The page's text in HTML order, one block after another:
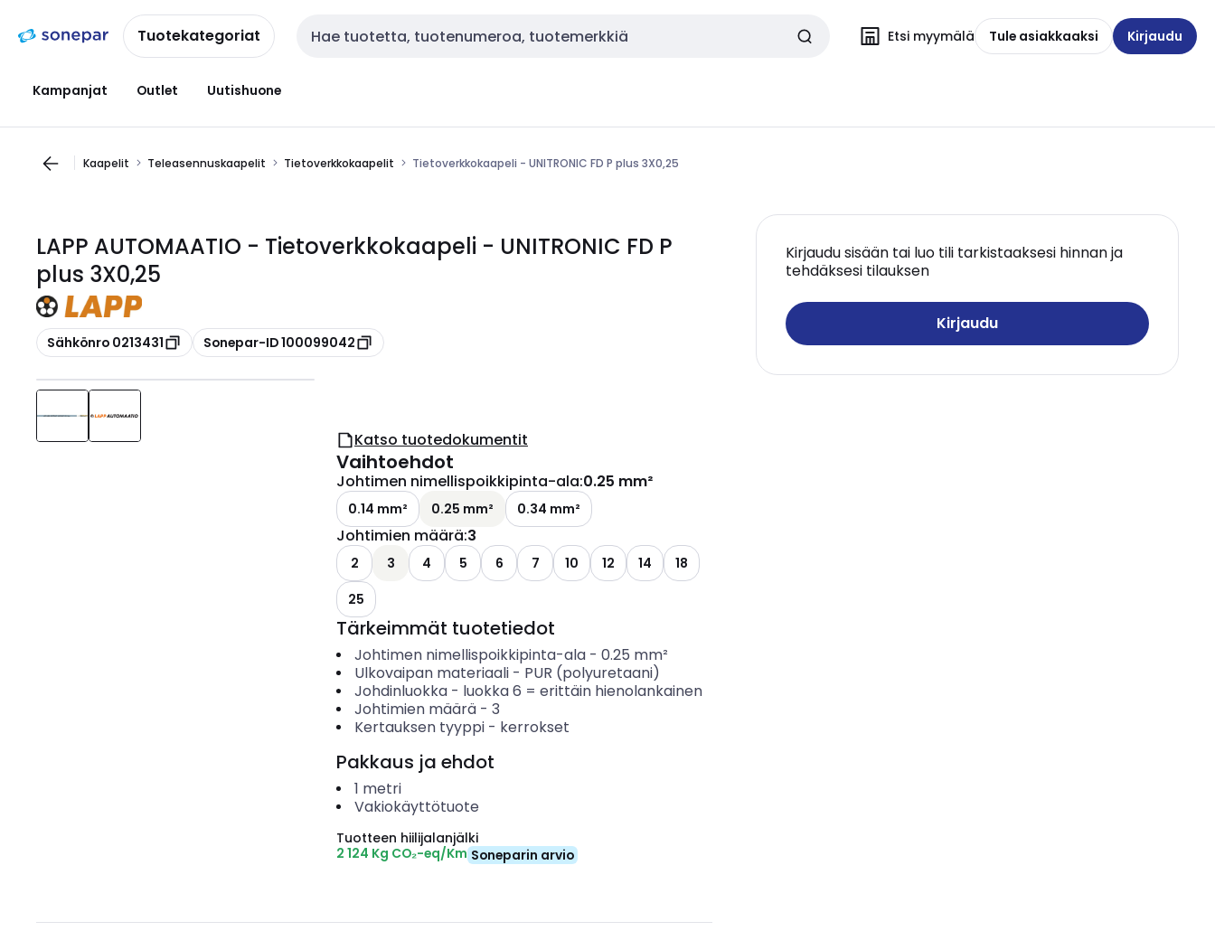
navigointiinsisältöönTuotekategoriat Haku Etsi myymälä Tule asiakkaaksi Kirjaudu
Kampanjat Outlet Uutishuone
Kaapelit Teleasennuskaapelit Tietoverkkokaapelit Tietoverkkokaapeli - UNITRONIC FD P plus 3X0,25
LAPP AUTOMAATIO - Tietoverkkokaapeli - UNITRONIC FD P
plus 3X0,25
Kopioi
Sähkönro 0213431 Kopioi
Sonepar-ID 100099042
Kirjaudu sisään tai luo tili tarkistaaksesi hinnan ja
tehdäksesi tilauksen
Kirjaudu
Katso tuotedokumentit
Vaihtoehdot
Johtimen nimellispoikkipinta-ala:0.25 mm²
0.14 mm² 0.25 mm² 0.34 mm²
Johtimien määrä:3
2 3 4 5 6 7 10 12 14
18
25
Tärkeimmät tuotetiedot
Johtimen nimellispoikkipinta-ala- 0.25 mm²
Ulkovaipan materiaali- PUR (polyuretaani)
Johdinluokka- luokka 6 = erittäin hienolankainen
Johtimien määrä- 3
Kertauksen tyyppi- kerrokset
Pakkaus ja ehdot
1 metri
Vakiokäyttötuote
Tuotteen hiilijalanjälki
2 124 Kg CO₂-eq/Km Soneparin arvio